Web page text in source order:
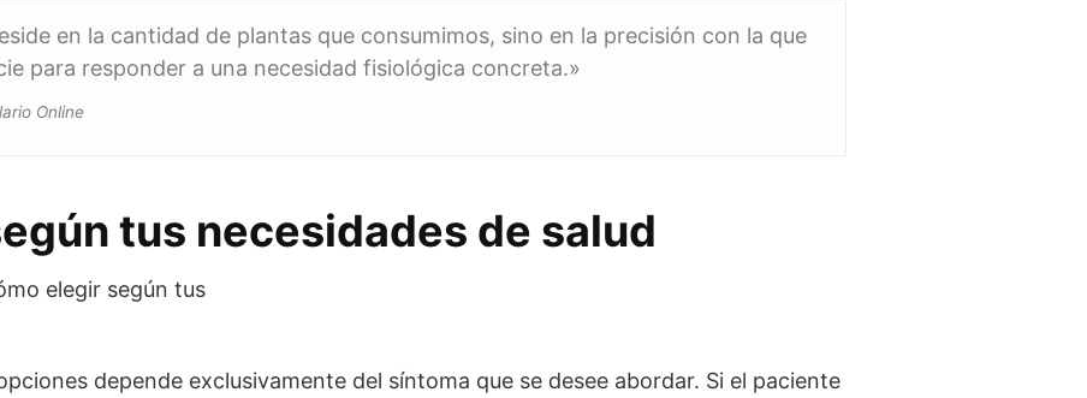
en la cantidad de plantas que consumimos, sino en la precisión con la que
para responder a una necesidad fisiológica concreta.»
Online
tus necesidades de salud
depende exclusivamente del síntoma que se desee abordar. Si el paciente